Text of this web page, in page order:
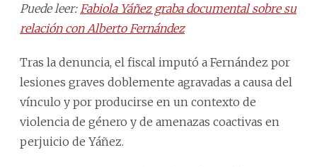
Puede leer: Fabiola Yáñez graba documental sobre su
relación con Alberto Fernández
Tras la denuncia, el fiscal imputó a Fernández por
lesiones graves doblemente agravadas a causa del
vínculo y por producirse en un contexto de
violencia de género y de amenazas coactivas en
perjuicio de Yáñez.